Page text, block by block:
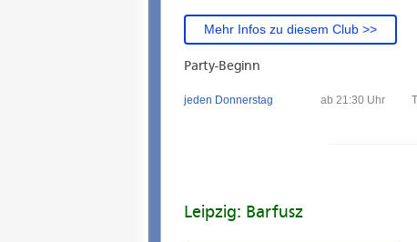
Mehr Infos zu diesem Club >>
Party-Beginn
jeden Donnerstag ab 21:30 Uhr
Leipzig: Barfusz